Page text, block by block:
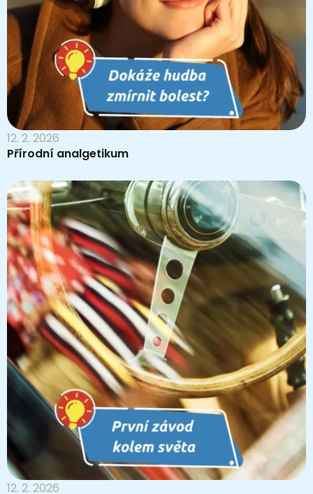
12. 2. 2026
Přírodní analgetikum
12. 2. 2026